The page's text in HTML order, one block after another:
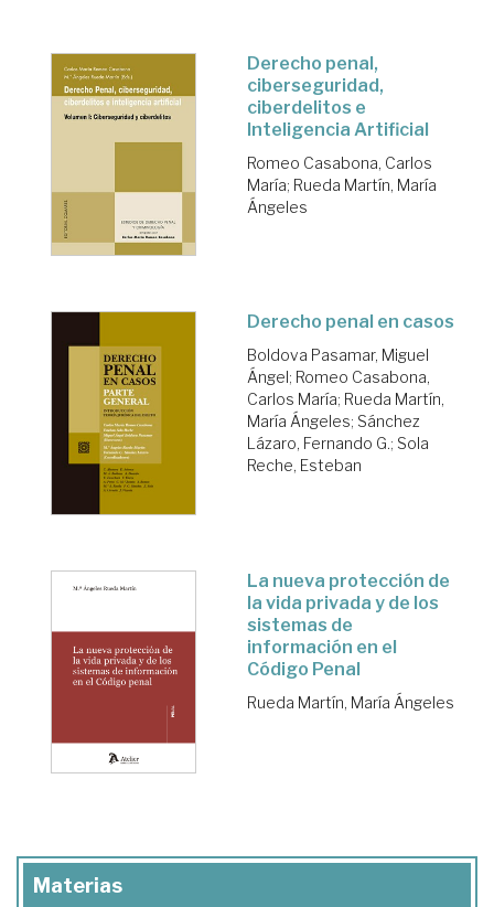
Derecho penal,
ciberseguridad,
ciberdelitos e
Inteligencia Artificial
Romeo Casabona, Carlos
María; Rueda Martín, María
Ángeles
Derecho penal en casos
Boldova Pasamar, Miguel
Ángel ; Romeo Casabona,
Carlos María; Rueda Martín,
María Ángeles; Sánchez
Lázaro, Fernando G.; Sola
Reche, Esteban
La nueva protección de
la vida privada y de los
sistemas de
información en el
Código Penal
Rueda Martín, María Ángeles
Materias